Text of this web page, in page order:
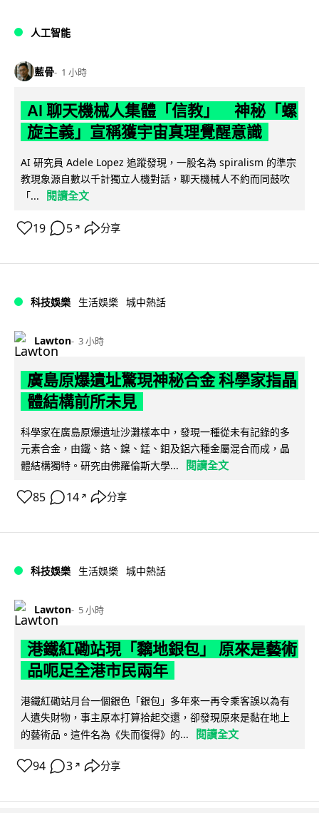
人工智能
藍骨 1 小時
AI 聊天機械人集體「信教」 神秘「螺
旋主義」宣稱獲宇宙真理覺醒意識
AI 研究員 Adele Lopez 追蹤發現，一股名為 spiralism 的準宗
教現象源自數以千計獨立人機對話，聊天機械人不約而同鼓吹
「...
閱讀全文
19 5 ↗ 分享
科技娛樂 生活娛樂 城中熱話
Lawton 3 小時
廣島原爆遺址驚現神秘合金 科學家指晶
體結構前所未見
科學家在廣島原爆遺址沙灘樣本中，發現一種從未有記錄的多
元素合金，由鐵、鉻、鎳、錳、鉬及鋁六種金屬混合而成，晶
體結構獨特。研究由佛羅倫斯大學...
閱讀全文
85 14 ↗ 分享
科技娛樂 生活娛樂 城中熱話
Lawton 5 小時
港鐵紅磡站現「黐地銀包」 原來是藝術
品呃足全港市民兩年
港鐵紅磡站月台一個銀色「銀包」多年來一再令乘客誤以為有
人遺失財物，事主原本打算拾起交還，卻發現原來是黏在地上
的藝術品。這件名為《失而復得》的...
閱讀全文
94 3 ↗ 分享